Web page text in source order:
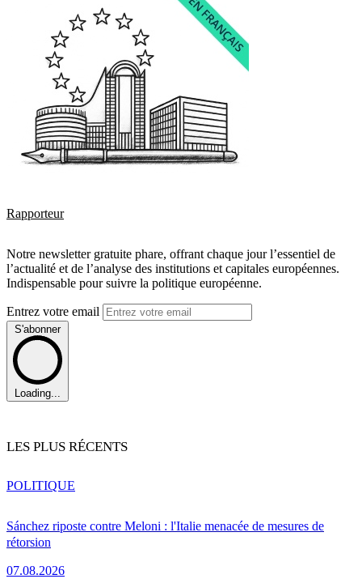
Rapporteur
Notre newsletter gratuite phare, offrant chaque jour l’essentiel de
l’actualité et de l’analyse des institutions et capitales européennes.
Indispensable pour suivre la politique européenne.
Entrez votre email
S'abonner
Loading...
LES PLUS RÉCENTS
Sánchez riposte contre Meloni : l'Italie menacée de mesures de
rétorsion
07.08.2026
POLITIQUE